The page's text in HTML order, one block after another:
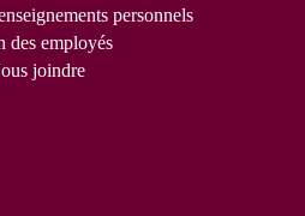
personnels
des employés
joindre